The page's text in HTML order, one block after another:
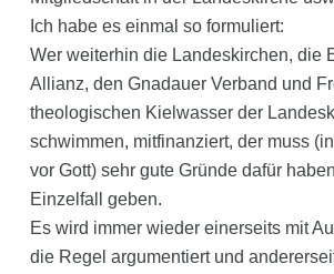
Ich habe es einmal so formuliert:
Wer weiterhin die Landeskirchen, die
Allianz, den Gnadauer Verband und
theologischen Kielwasser der
schwimmen, mitfinanziert, der muss
vor Gott) sehr gute Gründe dafür
Einzelfall geben.
Es wird immer wieder einerseits mit
die Regel argumentiert und